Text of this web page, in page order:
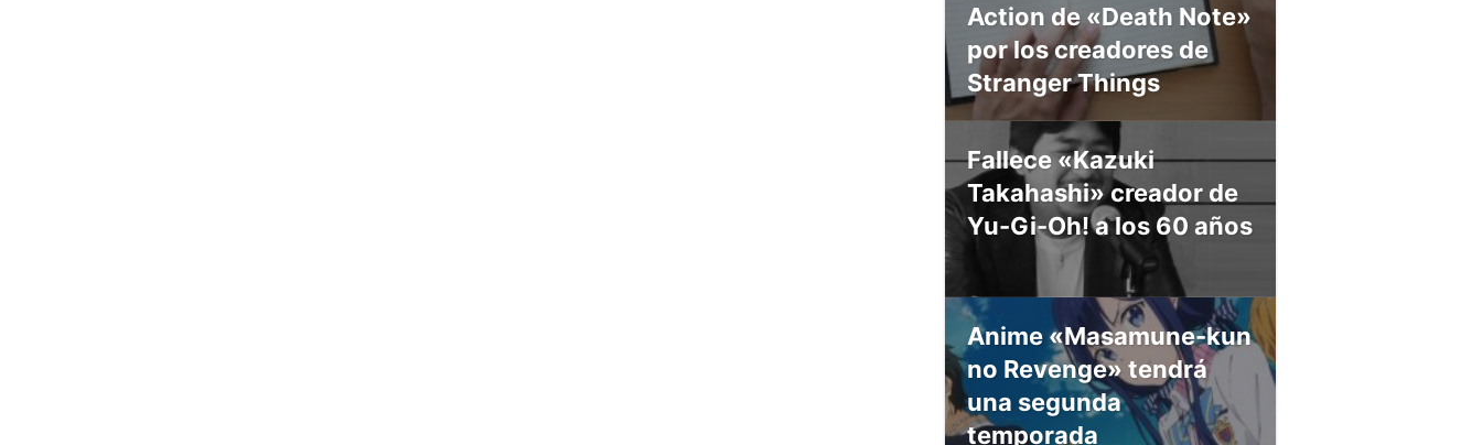
Action de «Death Note»
por los creadores de
Stranger Things
Fallece «Kazuki
Takahashi» creador de
Yu-Gi-Oh! a los 60 años
Anime «Masamune-kun
no Revenge» tendrá
una segunda
temporada